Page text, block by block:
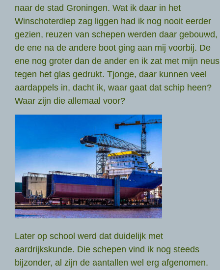
naar de stad Groningen. Wat ik daar in het
Winschoterdiep zag liggen had ik nog nooit eerder
gezien, reuzen van schepen werden daar gebouwd,
de ene na de andere boot ging aan mij voorbij. De
ene nog groter dan de ander en ik zat met mijn neus
tegen het glas gedrukt. Tjonge, daar kunnen veel
aardappels in, dacht ik, waar gaat dat schip heen?
Waar zijn die allemaal voor?
Later op school werd dat duidelijk met
aardrijkskunde. Die schepen vind ik nog steeds
bijzonder, al zijn de aantallen wel erg afgenomen.